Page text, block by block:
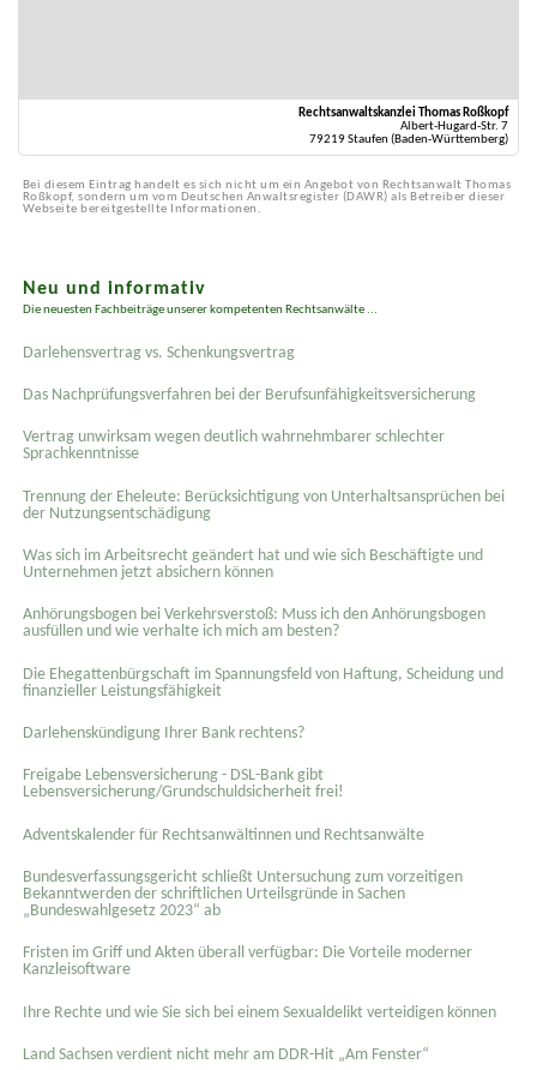
Rechtsanwaltskanzlei Thomas Roßkopf
Albert-Hugard-Str. 7
79219 Staufen (Baden-Württemberg)
Bei diesem Eintrag handelt es sich nicht um ein Angebot von Rechtsanwalt Thomas
Roßkopf, sondern um vom Deutschen Anwaltsregister (DAWR) als Betreiber dieser
Webseite bereitgestellte Informationen.
Neu und informativ
Die neuesten Fachbeiträge unserer kompetenten Rechtsanwälte ...
Darlehensvertrag vs. Schenkungsvertrag
Das Nachprüfungsverfahren bei der Berufsunfähigkeitsversicherung
Vertrag unwirksam wegen deutlich wahrnehmbarer schlechter
Sprachkenntnisse
Trennung der Eheleute: Berücksichtigung von Unterhaltsansprüchen bei
der Nutzungsentschädigung
Was sich im Arbeitsrecht geändert hat und wie sich Beschäftigte und
Unternehmen jetzt absichern können
Anhörungsbogen bei Verkehrsverstoß: Muss ich den Anhörungsbogen
ausfüllen und wie verhalte ich mich am besten?
Die Ehegattenbürgschaft im Spannungsfeld von Haftung, Scheidung und
finanzieller Leistungsfähigkeit
Darlehenskündigung Ihrer Bank rechtens?
Freigabe Lebensversicherung - DSL-Bank gibt
Lebensversicherung/Grundschuldsicherheit frei!
Adventskalender für Rechtsanwältinnen und Rechtsanwälte
Bundesverfassungsgericht schließt Untersuchung zum vorzeitigen
Bekanntwerden der schriftlichen Urteilsgründe in Sachen
„Bundeswahlgesetz 2023“ ab
Fristen im Griff und Akten überall verfügbar: Die Vorteile moderner
Kanzleisoftware
Ihre Rechte und wie Sie sich bei einem Sexual­delikt verteidigen können
Land Sachsen verdient nicht mehr am DDR-Hit „Am Fenster“